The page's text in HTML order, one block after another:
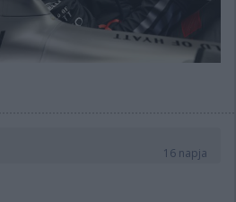
16 napja